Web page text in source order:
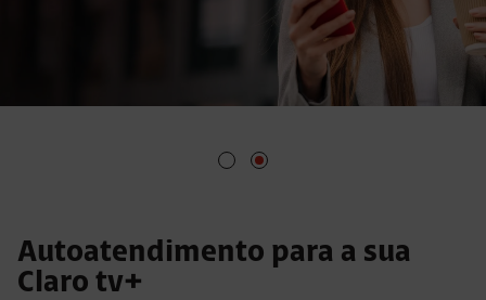
Autoatendimento para a sua
Claro tv+